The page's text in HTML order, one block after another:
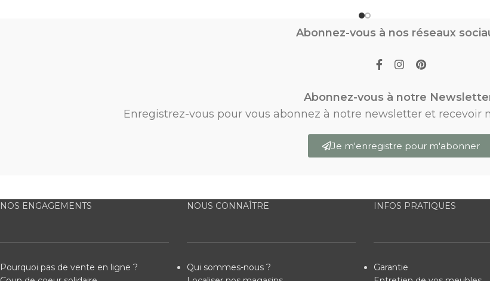
Abonnez-vous à nos réseaux
Abonnez-vous à notre
Enregistrez-vous pour vous abonnez à notre newsletter et recevoir
Je m'enregistre pour m'abonner
NOS ENGAGEMENTS
Pourquoi pas de vente en ligne ?
NOUS CONNAÎTRE
Qui sommes-nous ?
INFOS PRATIQUES
Garantie